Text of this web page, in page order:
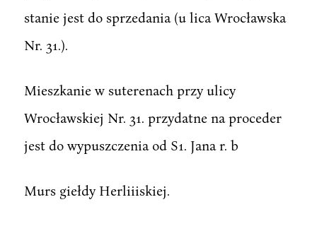
stanie jest do sprzedania (u lica Wrocławska
Nr. 31.).
Mieszkanie w suterenach przy ulicy
Wrocławskiej Nr. 31. przydatne na proceder
jest do wypuszczenia od S1. Jana r. b
Murs giełdy Herliiiskiej.